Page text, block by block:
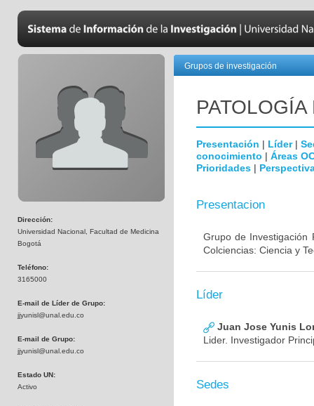
Dirección:
Universidad Nacional, Facultad de Medicina
Bogotá
Teléfono:
3165000
E-mail de Líder de Grupo:
jjyunisl@unal.edu.co
E-mail de Grupo:
jjyunisl@unal.edu.co
Estado UN:
Activo
Grupos de investigación
Presentación | Líder|
conocimiento | Áreas
Prioridades |
Presentacion
Grupo de Investigación
Colciencias: Ciencia y
Líder
Juan Jose Yunis
Lider. Investigador
Sedes